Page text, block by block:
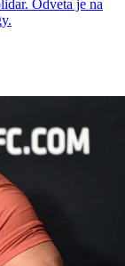
Odveta je na